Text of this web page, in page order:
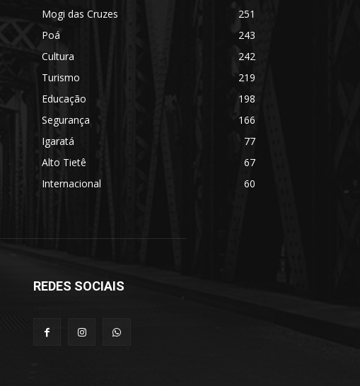
Mogi das Cruzes
251
Poá
243
Cultura
242
Turismo
219
Educação
198
Segurança
166
Igaratá
77
Alto Tietê
67
Internacional
60
REDES SOCIAIS